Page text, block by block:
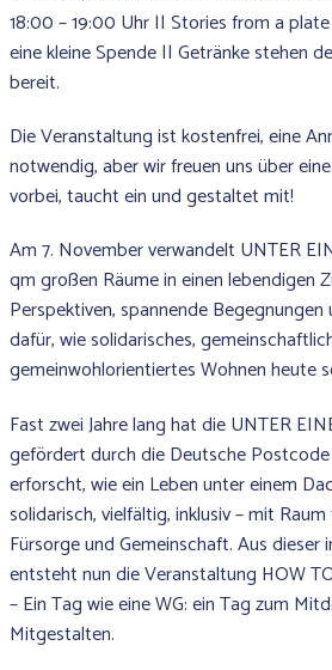
18:00 – 19:00 Uhr || Stories from a
eine kleine Spende || Getränke stehen
bereit.
Die Veranstaltung ist kostenfrei, eine
notwendig, aber wir freuen uns über
vorbei, taucht ein und gestaltet mit!
Am 7. November verwandelt UNTER
qm großen Räume in einen lebendigen
Perspektiven, spannende
dafür, wie solidarisches,
gemeinwohlorientiertes Wohnen heute
Fast zwei Jahre lang hat die UNTER
gefördert durch die Deutsche
erforscht, wie ein Leben unter einem
solidarisch, vielfältig, inklusiv – mit
Fürsorge und Gemeinschaft. Aus dieser
entsteht nun die Veranstaltung HOW
– Ein Tag wie eine WG: ein Tag zum
Mitgestalten.